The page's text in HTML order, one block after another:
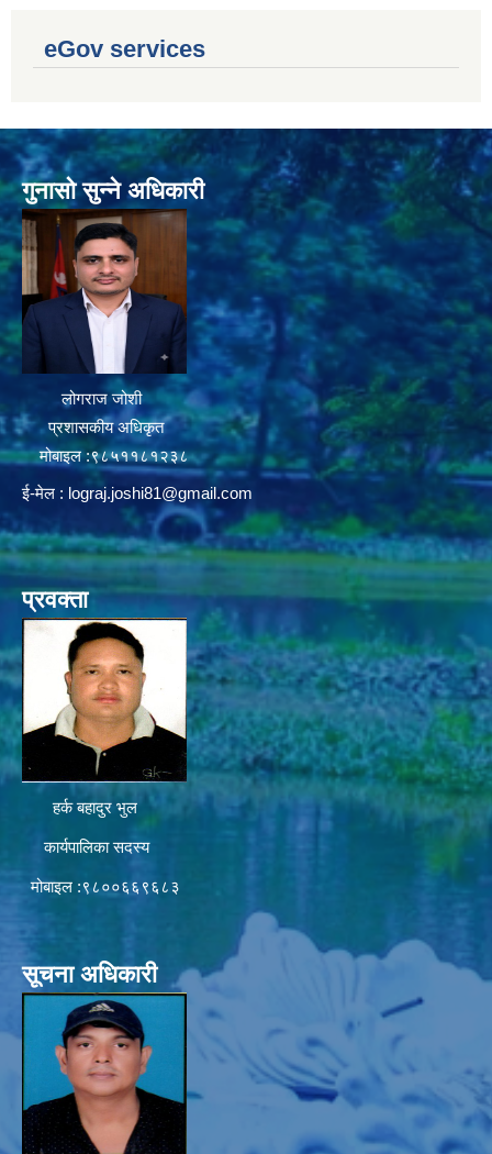
eGov services
गुनासो सुन्ने अधिकारी
लोगराज जोशी
प्रशासकीय अधिकृत
मोबाइल :९८५११८१२३८
ई-मेल : lograj.joshi81@gmail.com
प्रवक्ता
हर्क बहादुर भुल
कार्यपालिका सदस्य
मोबाइल :९८००६६९६८३
सूचना अधिकारी